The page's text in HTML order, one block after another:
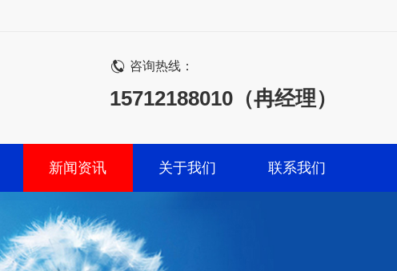
咨询热线：
15712188010（冉经理）
新闻资讯 关于我们 联系我们